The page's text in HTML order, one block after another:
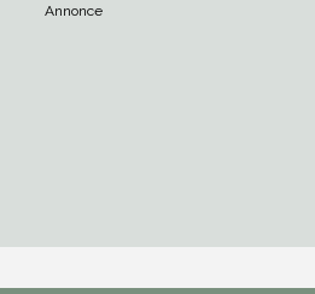
Annonce